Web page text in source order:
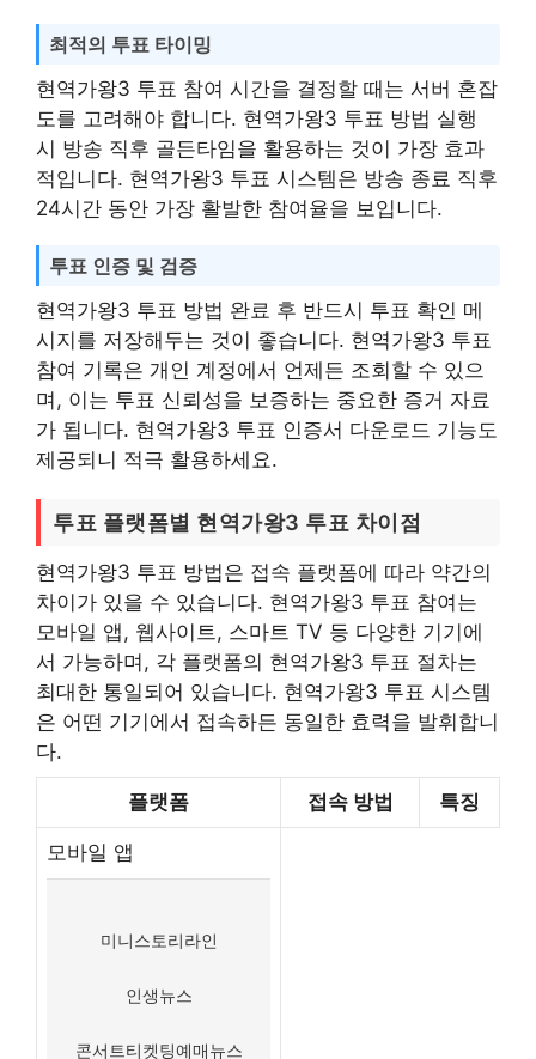
최적의 투표 타이밍
현역가왕3 투표 참여 시간을 결정할 때는 서버 혼잡
도를 고려해야 합니다. 현역가왕3 투표 방법 실행
시 방송 직후 골든타임을 활용하는 것이 가장 효과
적입니다. 현역가왕3 투표 시스템은 방송 종료 직후
24시간 동안 가장 활발한 참여율을 보입니다.
투표 인증 및 검증
현역가왕3 투표 방법 완료 후 반드시 투표 확인 메
시지를 저장해두는 것이 좋습니다. 현역가왕3 투표
참여 기록은 개인 계정에서 언제든 조회할 수 있으
며, 이는 투표 신뢰성을 보증하는 중요한 증거 자료
가 됩니다. 현역가왕3 투표 인증서 다운로드 기능도
제공되니 적극 활용하세요.
투표 플랫폼별 현역가왕3 투표 차이점
현역가왕3 투표 방법은 접속 플랫폼에 따라 약간의
차이가 있을 수 있습니다. 현역가왕3 투표 참여는
모바일 앱, 웹사이트, 스마트 TV 등 다양한 기기에
서 가능하며, 각 플랫폼의 현역가왕3 투표 절차는
최대한 통일되어 있습니다. 현역가왕3 투표 시스템
은 어떤 기기에서 접속하든 동일한 효력을 발휘합니
다.
플랫폼 접속 방법 특징
모바일 앱
미니스토리라인
인생뉴스
콘서트티켓팅예매뉴스